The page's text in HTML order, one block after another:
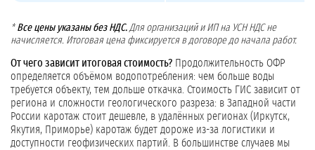
* Все цены указаны без НДС. Для организаций и ИП на УСН НДС не
начисляется. Итоговая цена фиксируется в договоре до начала работ.
От чего зависит итоговая стоимость? Продолжительность ОФР
определяется объёмом водопотребления: чем больше воды
требуется объекту, тем дольше откачка. Стоимость ГИС зависит от
региона и сложности геологического разреза: в Западной части
России каротаж стоит дешевле, в удалённых регионах (Иркутск,
Якутия, Приморье) каротаж будет дороже из-за логистики и
доступности геофизических партий. В большинстве случаев мы